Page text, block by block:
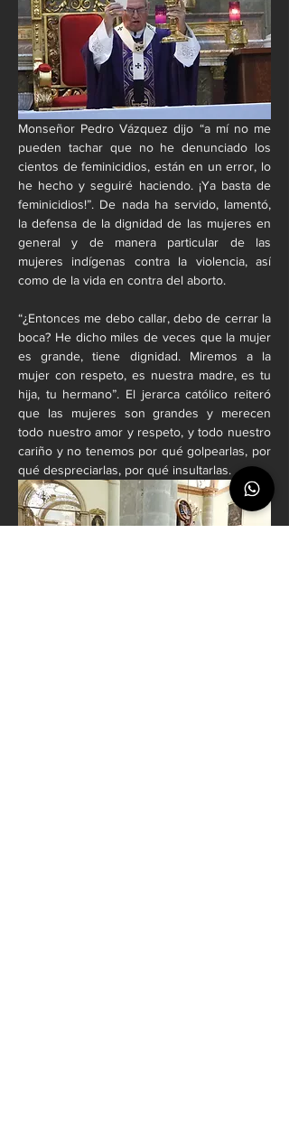
Monseñor Pedro Vázquez dijo “a mí no me
pueden tachar que no he denunciado los
cientos de feminicidios, están en un error, lo
he hecho y seguiré haciendo. ¡Ya basta de
feminicidios!”. De nada ha servido, lamentó,
la defensa de la dignidad de las mujeres en
general y de manera particular de las
mujeres indígenas contra la violencia, así
como de la vida en contra del aborto.
“¿Entonces me debo callar, debo de cerrar la
boca? He dicho miles de veces que la mujer
es grande, tiene dignidad. Miremos a la
mujer con respeto, es nuestra madre, es tu
hija, tu hermano”. El jerarca católico reiteró
que las mujeres son grandes y merecen
todo nuestro amor y respeto, y todo nuestro
cariño y no tenemos por qué golpearlas, por
qué despreciarlas, por qué insultarlas.